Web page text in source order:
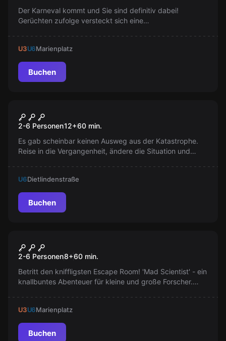
Der Karneval kommt und Sie sind definitiv dabei!
Gerüchten zufolge versteckt sich eine
Karnevalisten bei ihren eigenen Spielen.
U3U6Marienplatz
Buchen
Chernobyl VR
2-6 Personen12+60 min.
Es gab scheinbar keinen Ausweg aus der Katastrophe.
Reise in die Vergangenheit, ändere die Situation und
U6Dietlindenstraße
Buchen
Mad Scientist
2-6 Personen8+60 min.
Betritt den kniffligsten Escape Room! 'Mad Scientist' - ein
knallbuntes Abenteuer für kleine und große Forscher.
U3U6Marienplatz
Buchen